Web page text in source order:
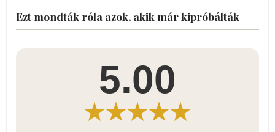
Ezt mondták róla azok, akik már kipróbálták
5.00